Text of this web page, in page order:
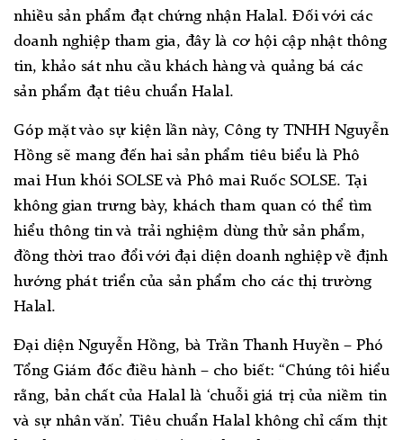
nhiều sản phẩm đạt chứng nhận Halal. Đối với các
doanh nghiệp tham gia, đây là cơ hội cập nhật thông
tin, khảo sát nhu cầu khách hàng và quảng bá các
sản phẩm đạt tiêu chuẩn Halal.
Góp mặt vào sự kiện lần này, Công ty TNHH Nguyễn
Hồng sẽ mang đến hai sản phẩm tiêu biểu là Phô
mai Hun khói SOLSE và Phô mai Ruốc SOLSE. Tại
không gian trưng bày, khách tham quan có thể tìm
hiểu thông tin và trải nghiệm dùng thử sản phẩm,
đồng thời trao đổi với đại diện doanh nghiệp về định
hướng phát triển của sản phẩm cho các thị trường
Halal.
Đại diện Nguyễn Hồng, bà Trần Thanh Huyền – Phó
Tổng Giám đốc điều hành – cho biết: “Chúng tôi hiểu
rằng, bản chất của Halal là ‘chuỗi giá trị của niềm tin
và sự nhân văn’. Tiêu chuẩn Halal không chỉ cấm thịt